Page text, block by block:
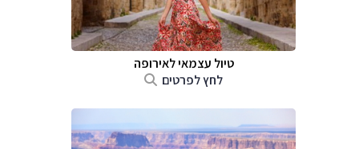
טיול עצמאי לאירופה
לחץ לפרטים